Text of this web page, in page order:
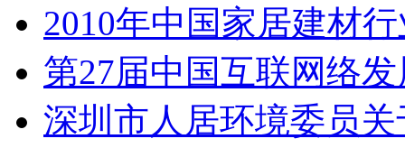
2010年中国家居建材
第27届中国互联网络
深圳市人居环境委员